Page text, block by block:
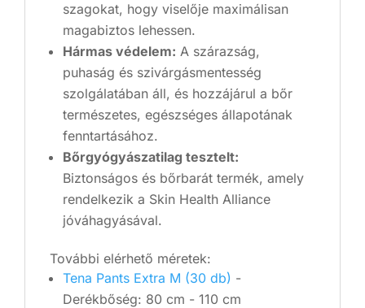
szagokat, hogy viselője maximálisan
magabiztos lehessen.
Hármas védelem: A szárazság,
puhaság és szivárgásmentesség
szolgálatában áll, és hozzájárul a bőr
természetes, egészséges állapotának
fenntartásához.
Bőrgyógyászatilag tesztelt:
Biztonságos és bőrbarát termék, amely
rendelkezik a Skin Health Alliance
jóváhagyásával.
További elérhető méretek:
Tena Pants Extra M (30 db) -
Derékbőség: 80 cm - 110 cm